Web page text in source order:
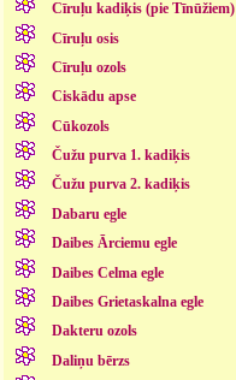
Cīruļu kadiķis (pie Tīnūžiem)
Cīruļu osis
Cīruļu ozols
Ciskādu apse
Cūkozols
Čužu purva 1. kadiķis
Čužu purva 2. kadiķis
Dabaru egle
Daibes Ārciemu egle
Daibes Celma egle
Daibes Grietaskalna egle
Dakteru ozols
Daliņu bērzs